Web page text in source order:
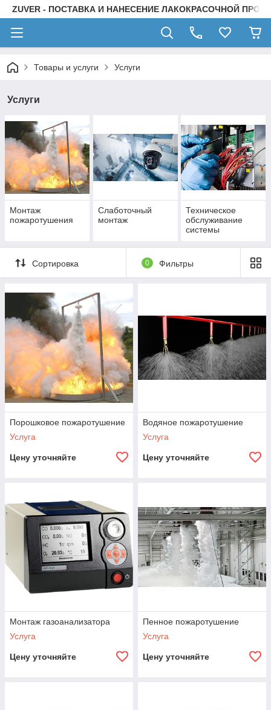
ZUVER - ПОСТАВКА И НАНЕСЕНИЕ ЛАКОКРАСОЧНОЙ
Товары и услуги Услуги
Услуги
Монтаж
пожаротушения
Слаботочный
монтаж
Техническое
обслуживание
системы
Сортировка 0 Фильтры
Порошковое пожаротушение
Услуга
Цену уточняйте
Водяное пожаротушение
Услуга
Цену уточняйте
Монтаж газоанализатора
Услуга
Цену уточняйте
Пенное пожаротушение
Услуга
Цену уточняйте